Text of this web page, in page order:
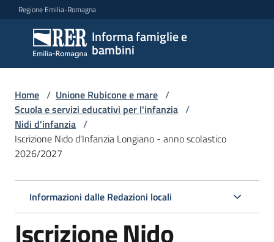
Vai al contenuto
Vai alla navigazione
Vai al footer
Regione Emilia-Romagna
Informa famiglie e
bambini
Informa
famiglie
e
bambini
Argomenti
Servizi
Centri
per
Home / Unione Rubicone e mare /
Scuola e servizi educativi per l'infanzia /
Nidi d'infanzia /
Iscrizione Nido d'Infanzia Longiano - anno scolastico
2026/2027
Informazioni dalle Redazioni locali
Iscrizione Nido